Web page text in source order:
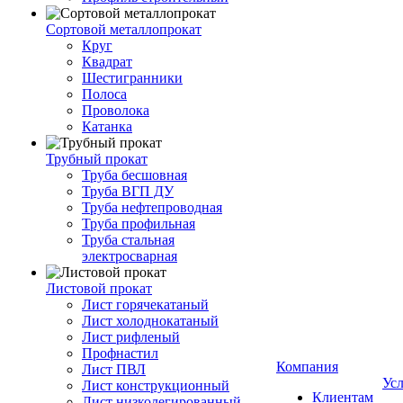
Сортовой металлопрокат
Круг
Квадрат
Шестигранники
Полоса
Проволока
Катанка
Трубный прокат
Труба бесшовная
Труба ВГП ДУ
Труба нефтепроводная
Труба профильная
Труба стальная
электросварная
Листовой прокат
Лист горячекатаный
Лист холоднокатаный
Лист рифленый
Профнастил
Лист ПВЛ
Лист конструкционный
Компания
Клиентам